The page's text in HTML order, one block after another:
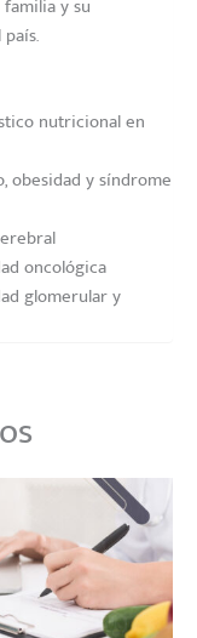
y su
nutricional en
obesidad y síndrome
oncológica
glomerular y